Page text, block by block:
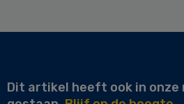
Dit artikel heeft ook in onze